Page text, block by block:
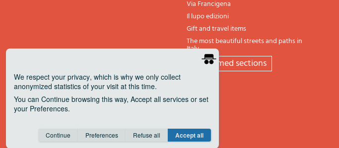
Via Francigena
Il lupo edizioni
Gift and travel items
The most beautiful streets and paths in
Italy
All themed sections
We respect your privacy, which is why we only collect
anonymized statistics of your visit at this time.
You can Continue browsing this way, Accept all services or set
your Preferences.
Consent cookie learn more
Continue Preferences Refuse all Accept all
Anonymous Invisible Save